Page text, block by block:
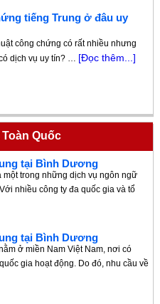
tiếng Trung ở đâu uy
công chứng có rất nhiều nhưng
dịch vụ uy tín? … [Đọc thêm...]
Quốc
tại Bình Dương
một trong những dịch vụ ngôn ngữ
nhiều công ty đa quốc gia và tổ
tại Bình Dương
ở miền Nam Việt Nam, nơi có
gia hoạt động. Do đó, nhu cầu về